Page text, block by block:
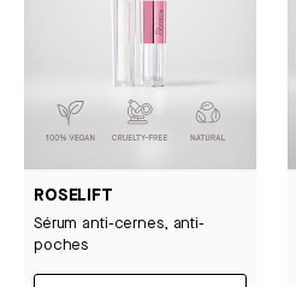
ROSELIFT
Sérum anti-cernes, anti-
poches